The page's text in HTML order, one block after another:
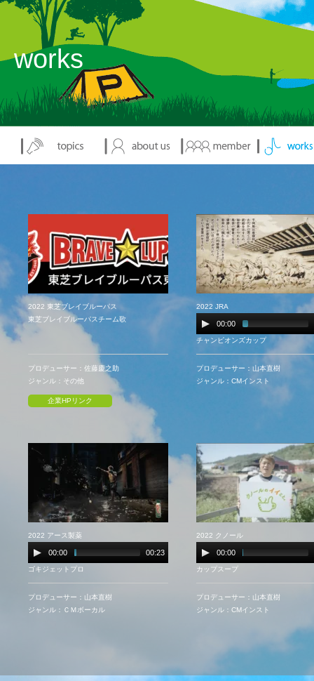
works
2022 東芝ブレイブルーパス
東芝ブレイブルーパスチーム歌
プロデューサー：佐藤慶之助
ジャンル：その他
企業HPリンク
2022 JRA
00:00
チャンピオンズカップ
プロデューサー：山本直樹
ジャンル：CMインスト
2022 アース製薬
00:00 00:23
ゴキジェットプロ
プロデューサー：山本直樹
ジャンル：ＣＭボーカル
2022 クノール
00:00
カップスープ
プロデューサー：山本直樹
ジャンル：CMインスト